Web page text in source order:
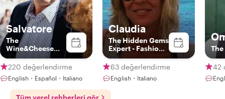
Salvatore
The
Wine&Cheese
Expert
220 değerlendirme
English・Español・Italiano
Claudia
The Hidden Gems
Expert - Fashion
& Photography
Lover
63 değerlendirme
English・Italiano
42
Tüm yerel rehberleri gör